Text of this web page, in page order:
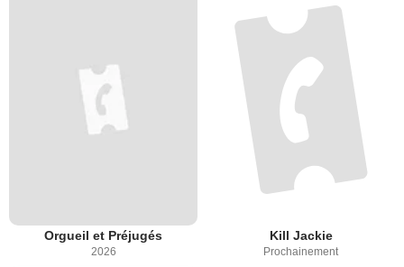
Orgueil et Préjugés
2026
Kill Jackie
Prochainement